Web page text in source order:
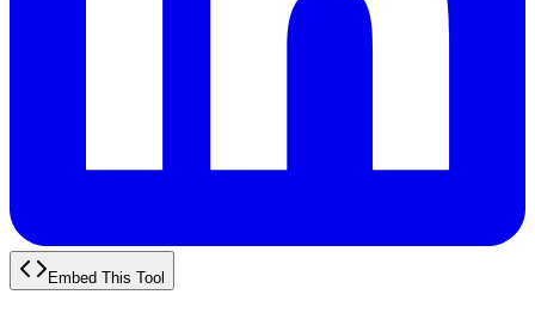
Embed This Tool